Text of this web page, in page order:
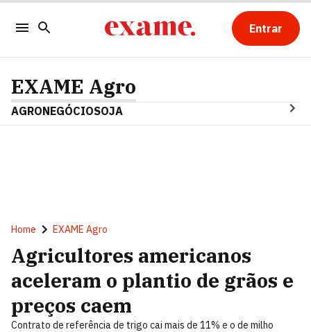
Entrar
EXAME Agro
AGRONEGÓCIOSOJA
Home EXAME Agro
Agricultores americanos
aceleram o plantio de grãos e
preços caem
Contrato de referência de trigo cai mais de 11% e o de milho